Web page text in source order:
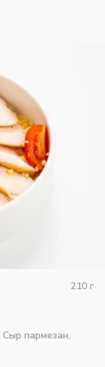
210 г
Сыр пармезан,